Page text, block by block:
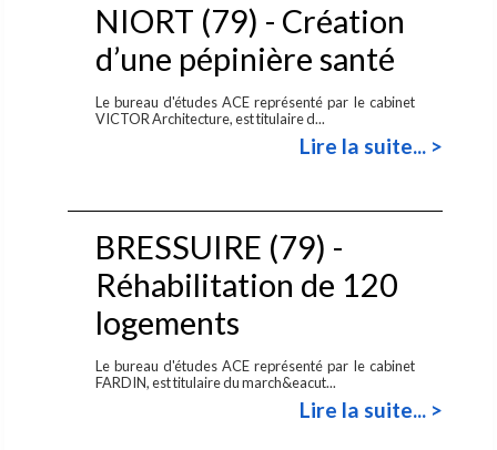
NIORT (79) - Création
d’une pépinière santé
Le bureau d'études ACE représenté par le cabinet
VICTOR Architecture, est titulaire d...
Lire la suite... >
BRESSUIRE (79) -
Réhabilitation de 120
logements
Le bureau d'études ACE représenté par le cabinet
FARDIN, est titulaire du march&eacut...
Lire la suite... >